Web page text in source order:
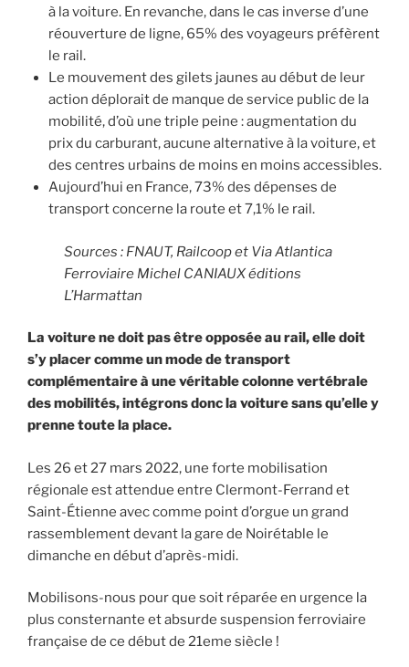
à la voiture. En revanche, dans le cas inverse d’une
réouverture de ligne, 65% des voyageurs préfèrent
le rail.
Le mouvement des gilets jaunes au début de leur
action déplorait de manque de service public de la
mobilité, d’où une triple peine : augmentation du
prix du carburant, aucune alternative à la voiture, et
des centres urbains de moins en moins accessibles.
Aujourd’hui en France, 73% des dépenses de
transport concerne la route et 7,1% le rail.
Sources : FNAUT, Railcoop et Via Atlantica
Ferroviaire Michel CANIAUX éditions
L’Harmattan
La voiture ne doit pas être opposée au rail, elle doit
s’y placer comme un mode de transport
complémentaire à une véritable colonne vertébrale
des mobilités, intégrons donc la voiture sans qu’elle y
prenne toute la place.
Les 26 et 27 mars 2022, une forte mobilisation
régionale est attendue entre Clermont-Ferrand et
Saint-Étienne avec comme point d’orgue un grand
rassemblement devant la gare de Noirétable le
dimanche en début d’après-midi.
Mobilisons-nous pour que soit réparée en urgence la
plus consternante et absurde suspension ferroviaire
française de ce début de 21eme siècle !